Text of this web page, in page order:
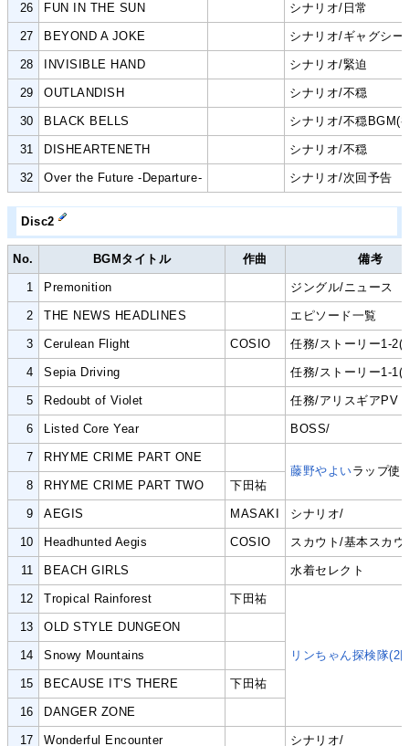
26 FUN IN THE SUN シナリオ/日常
27 BEYOND A JOKE シナリオ/ギャグシー
28 INVISIBLE HAND シナリオ/緊迫
29 OUTLANDISH シナリオ/不穏
30 BLACK BELLS シナリオ/不穏BGM(
31 DISHEARTENETH シナリオ/不穏
32 Over the Future -Departure- シナリオ/次回予告
Disc2
No. BGMタイトル 作曲 備考
1 Premonition ジングル/ニュース
2 THE NEWS HEADLINES エピソード一覧
3 Cerulean Flight COSIO 任務/ストーリー1-
4 Sepia Driving 任務/ストーリー1-
5 Redoubt of Violet 任務/アリスギアPV
6 Listed Core Year BOSS/
7
RHYME CRIME PART ONE
藤野やよいラップ使
8
RHYME CRIME PART TWO 下田祐
9 AEGIS MASAKI シナリオ/
10 Headhunted Aegis COSIO スカウト/基本スカウ
11 BEACH GIRLS 水着セレクト
12 Tropical Rainforest 下田祐
リンちゃん探検隊(2
13 OLD STYLE DUNGEON
14 Snowy Mountains
15 BECAUSE IT'S THERE 下田祐
16 DANGER ZONE
17 Wonderful Encounter シナリオ/